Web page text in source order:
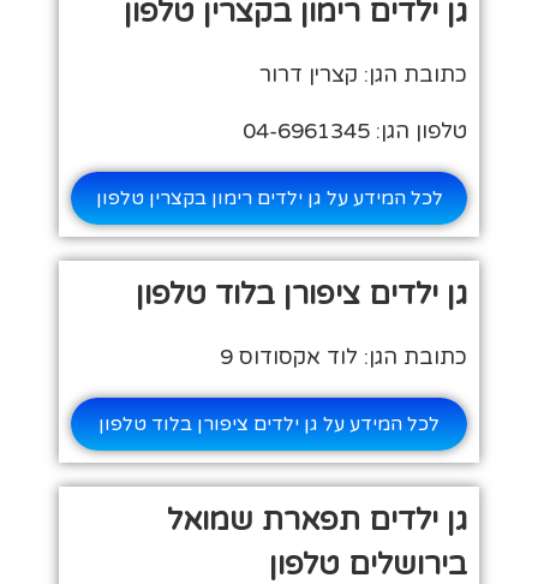
גן ילדים רימון בקצרין טלפון
כתובת הגן: קצרין דרור
טלפון הגן: 04-6961345
לכל המידע על גן ילדים רימון בקצרין טלפון
גן ילדים ציפורן בלוד טלפון
כתובת הגן: לוד אקסודוס 9
לכל המידע על גן ילדים ציפורן בלוד טלפון
גן ילדים תפארת שמואל
בירושלים טלפון